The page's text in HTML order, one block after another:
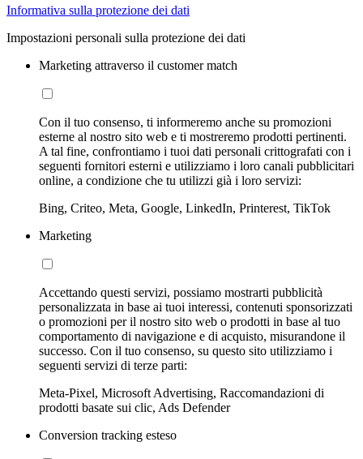
Informativa sulla protezione dei dati
Impostazioni personali sulla protezione dei dati
Marketing attraverso il customer match
Con il tuo consenso, ti informeremo anche su promozioni
esterne al nostro sito web e ti mostreremo prodotti pertinenti.
A tal fine, confrontiamo i tuoi dati personali crittografati con i
seguenti fornitori esterni e utilizziamo i loro canali pubblicitari
online, a condizione che tu utilizzi già i loro servizi:
Bing, Criteo, Meta, Google, LinkedIn, Printerest, TikTok
Marketing
Accettando questi servizi, possiamo mostrarti pubblicità
personalizzata in base ai tuoi interessi, contenuti sponsorizzati
o promozioni per il nostro sito web o prodotti in base al tuo
comportamento di navigazione e di acquisto, misurandone il
successo. Con il tuo consenso, su questo sito utilizziamo i
seguenti servizi di terze parti:
Meta-Pixel, Microsoft Advertising, Raccomandazioni di
prodotti basate sui clic, Ads Defender
Conversion tracking esteso